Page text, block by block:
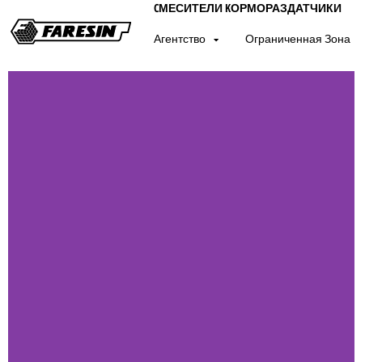
CМЕСИТЕЛИ KОРМОРАЗДАТЧИКИ
Агентство Ограниченная Зона